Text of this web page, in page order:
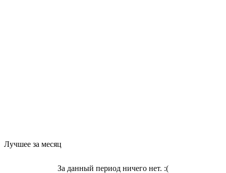
Лучшее за месяц
За данный период ничего нет. :(